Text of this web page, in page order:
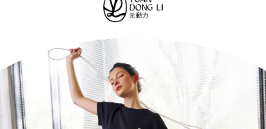
2.透過簡訊連結打開帳單後，可選擇「超商條碼／台灣大直營門市／銀行轉
帳／街口支付／iPASS MONEY」等通路繳費。
1.本服務係由「台灣大哥大股份有限公司」（以下簡稱本公司）所提供，讓
用戶於交易時，得透過本服務購買商品或服務，並由商店將買賣／分期付款
買賣價金債權讓與本公司後，依約使用本公司帳單繳交帳款。
2.基於同意付款使用「大哥付你分期」之契約關係目的，商店將以您的個人
資料（包含姓名、電話或地址）提供予台灣大哥大進項蒐集、處理及利用，
由本公司與您本人進行分期帳單所需資料之確認、核對及更正。
3.完整用戶服務條款，請詳閱以下連結：
https://oppay.tw/userRule
１．於結帳方式選擇「AFTEE先享後付」後，將跳轉至「AFTEE先享後付」
結帳頁面，進行簡訊認證並確認金額後，即可完成結帳。
３．收到繳費通知簡訊後14天內，點擊此簡訊中的連結，可透過四大超商／
ATM／網路銀行／等多元方式進行付款，方視為交易完成。
※ 請注意：結帳手續完成當下不需立刻繳費，但若您需要取消訂單，請聯絡
購買商品的店家。未經商家同意取消之訂單仍視為有效，需透過AFTEE先享
後付繳納相關費用。
※ 交易是否成功請以「AFTEE先享後付 」之結帳頁面顯示為準，若有關於
是否繳費成功／繳費後需取消欲退款等相關疑問，請聯繫「AFTEE先享後付
客戶支援中心」
https://netprotections.freshdesk.com/support/home
每筆NT$120，滿NT$2,500(含以上)免運費
每筆NT$120，滿NT$2,500(含以上)免運費
付款後萊爾富取貨
每筆NT$120，滿NT$2,500(含以上)免運費
7-11取貨付款
每筆NT$120，滿NT$2,500(含以上)免運費